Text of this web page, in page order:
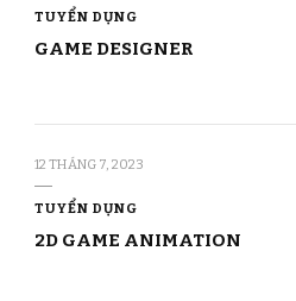
TUYỂN DỤNG
GAME DESIGNER
12 THÁNG 7, 2023
TUYỂN DỤNG
2D GAME ANIMATION